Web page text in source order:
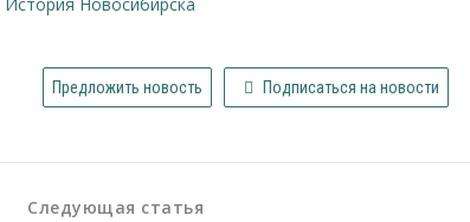
Предложить новость Подписаться на новости
Следующая статья